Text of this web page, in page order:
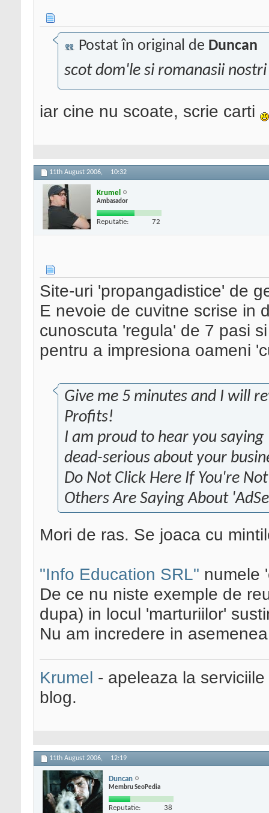
Postat în original de Duncan
scot dom'le si romanasii
iar cine nu scoate, scrie carti
11th August 2006, 10:32
Krumel
Ambasador
Reputatie: 72
Site-uri 'propangadistice' de
E nevoie de cuvitne scrise in
cunoscuta 'regula' de 7 pasi
pentru a impresiona oameni
Give me 5 minutes and I will
Profits!
I am proud to hear you saying
dead-serious about your
Do Not Click Here If You're
Others Are Saying About
Mori de ras. Se joaca cu
"Info Education SRL" numele
De ce nu niste exemple de
dupa) in locul 'marturiilor'
Nu am incredere in
Krumel - apeleaza la
blog.
11th August 2006, 12:19
Duncan
Membru SeoPedia
Reputatie: 38